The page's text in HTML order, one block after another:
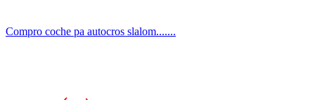
Compro coche pa autocros slalom.......